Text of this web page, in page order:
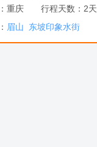
重庆 行程天数：2天
眉山 东坡印象水街